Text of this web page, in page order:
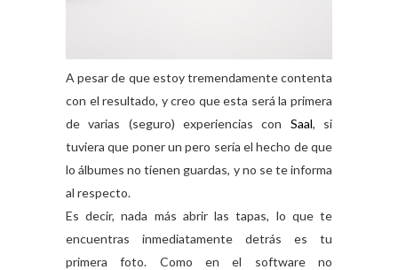
A pesar de que estoy tremendamente contenta
con el resultado, y creo que esta será la primera
de varias (seguro) experiencias con Saal, si
tuviera que poner un pero sería el hecho de que
lo álbumes no tienen guardas, y no se te informa
al respecto.
Es decir, nada más abrir las tapas, lo que te
encuentras inmediatamente detrás es tu
primera foto. Como en el software no